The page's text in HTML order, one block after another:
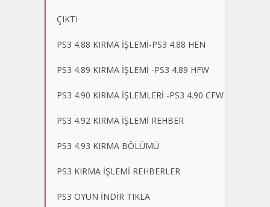
ÇIKTI
PS3 4.88 KIRMA İŞLEMİ-PS3 4.88 HEN
PS3 4.89 KIRMA İŞLEMİ -PS3 4.89 HFW
PS3 4.90 KIRMA İŞLEMLERİ -PS3 4.90 CFW
PS3 4.92 KIRMA İŞLEMİ REHBER
PS3 4.93 KIRMA BÖLÜMÜ
PS3 KIRMA İŞLEMİ REHBERLER
PS3 OYUN İNDİR TIKLA